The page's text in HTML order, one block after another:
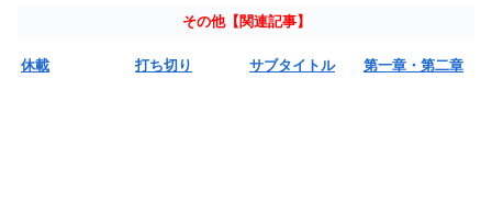
その他【関連記事】
休載 打ち切り サブタイトル 第一章・第二章